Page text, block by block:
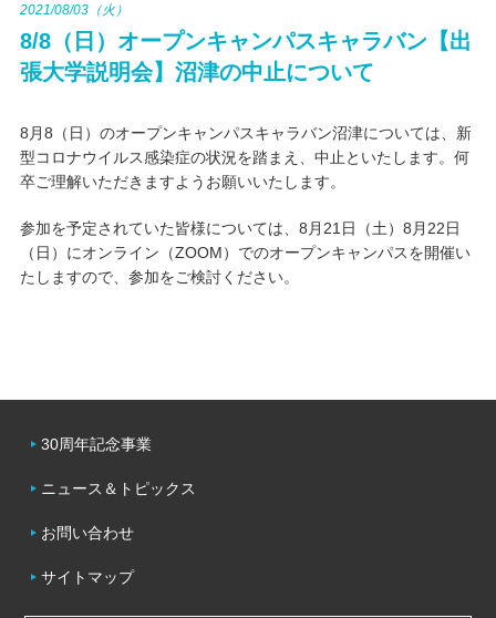
学部・大学院
キャンパスライフ
学友会クラブ活動
2021/08/03（火）
8/8（日）オープンキャンパスキャラバン【出
張大学説明会】沼津の中止について
8月8（日）のオープンキャンパスキャラバン沼津については、新
型コロナウイルス感染症の状況を踏まえ、中止といたします。何
卒ご理解いただきますようお願いいたします。
参加を予定されていた皆様については、8月21日（土）8月22日
（日）にオンライン（ZOOM）でのオープンキャンパスを開催い
たしますので、参加をご検討ください。
30周年記念事業
ニュース＆トピックス
お問い合わせ
サイトマップ